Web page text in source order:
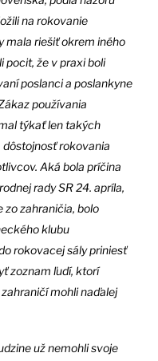
na rokovanie
mala riešiť okrem iného
pocit, že v praxi boli
poslanci a poslankyne
používania
týkať len takých
rokovania
Aká bola príčina
rady SR 24. apríla,
zo zahraničia, bolo
klubu
rokovacej sály priniesť
zoznam ľudí, ktorí
mohli naďalej
už nemohli svoje